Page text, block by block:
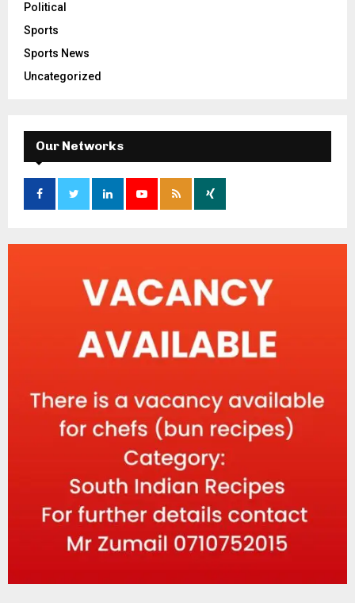
Political
Sports
Sports News
Uncategorized
Our Networks